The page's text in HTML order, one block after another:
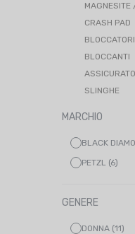
MAGNESITE
CRASH PAD
BLOCCATORI
BLOCCANTI
SLINGHE
MARCHIO
BLACK
PETZL (6)
GENERE
DONNA (11)